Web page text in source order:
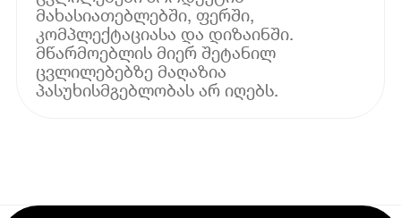
მახასიათებლებში, ფერში,
კომპლექტაციასა და დიზაინში.
მწარმოებლის მიერ შეტანილ
ცვლილებებზე მაღაზია
პასუხისმგებლობას არ იღებს.